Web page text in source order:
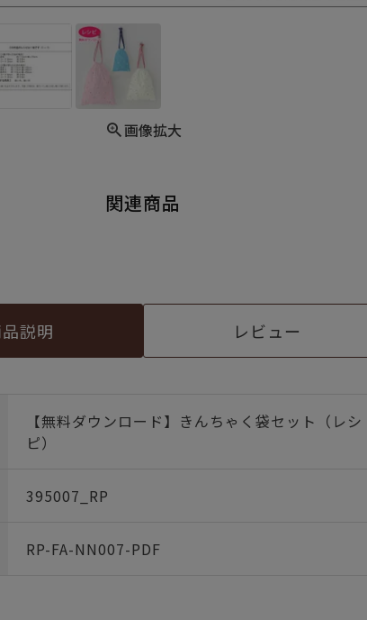
画像拡大
関連商品
説明 レビュー
【無料ダウンロード】きんちゃく袋セット（レシ
ピ）
395007_RP
RP-FA-NN007-PDF